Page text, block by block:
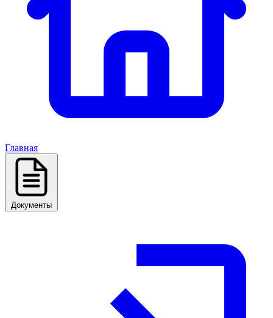
Главная
Документы